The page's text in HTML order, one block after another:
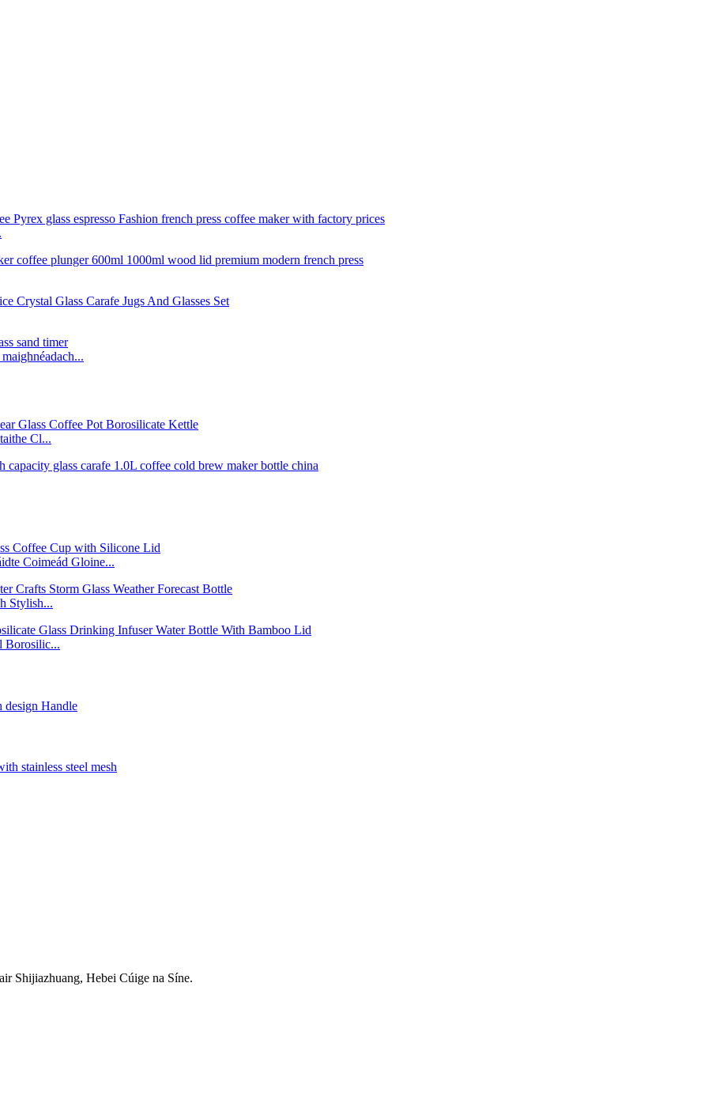
Cl...
Coimeád Gloine...
Stylish...
Borosilic...
Shijiazhuang, Hebei Cúige na Síne.